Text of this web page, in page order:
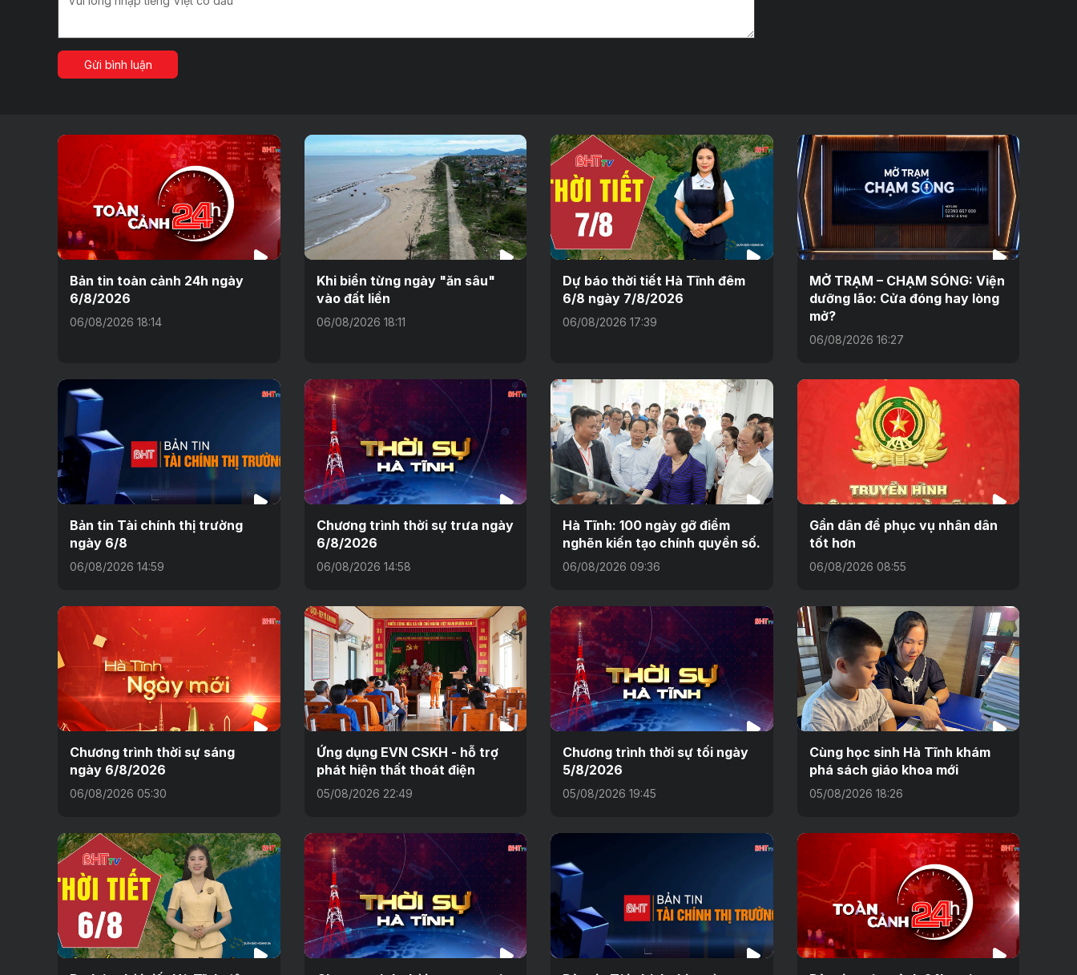
Gửi bình luận
Bản tin toàn cảnh 24h ngày
6/8/2026
06/08/2026 18:14
Khi biển từng ngày "ăn sâu"
vào đất liền
06/08/2026 18:11
Dự báo thời tiết Hà Tĩnh đêm
6/8 ngày 7/8/2026
06/08/2026 17:39
MỞ TRẠM – CHẠM SÓNG: Viện
dưỡng lão: Cửa đóng hay lòng
mở?
06/08/2026 16:27
Bản tin Tài chính thị trường
ngày 6/8
06/08/2026 14:59
Chương trình thời sự trưa ngày
6/8/2026
06/08/2026 14:58
Hà Tĩnh: 100 ngày gỡ điểm
nghẽn kiến tạo chính quyền số.
06/08/2026 09:36
Gần dân để phục vụ nhân dân
tốt hơn
06/08/2026 08:55
Chương trình thời sự sáng
ngày 6/8/2026
06/08/2026 05:30
Ứng dụng EVN CSKH - hỗ trợ
phát hiện thất thoát điện
05/08/2026 22:49
Chương trình thời sự tối ngày
5/8/2026
05/08/2026 19:45
Cùng học sinh Hà Tĩnh khám
phá sách giáo khoa mới
05/08/2026 18:26